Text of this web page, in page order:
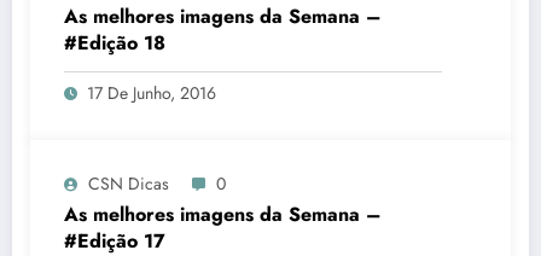
As melhores imagens da Semana –
#Edição 18
17 De Junho, 2016
CSN Dicas 0
As melhores imagens da Semana –
#Edição 17